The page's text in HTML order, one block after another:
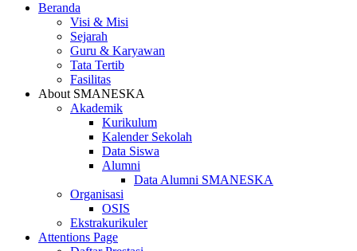
Beranda
Visi & Misi
Sejarah
Guru & Karyawan
Tata Tertib
Fasilitas
About SMANESKA
Akademik
Kurikulum
Kalender Sekolah
Data Siswa
Alumni
Data Alumni SMANESKA
Organisasi
OSIS
Ekstrakurikuler
Attentions Page